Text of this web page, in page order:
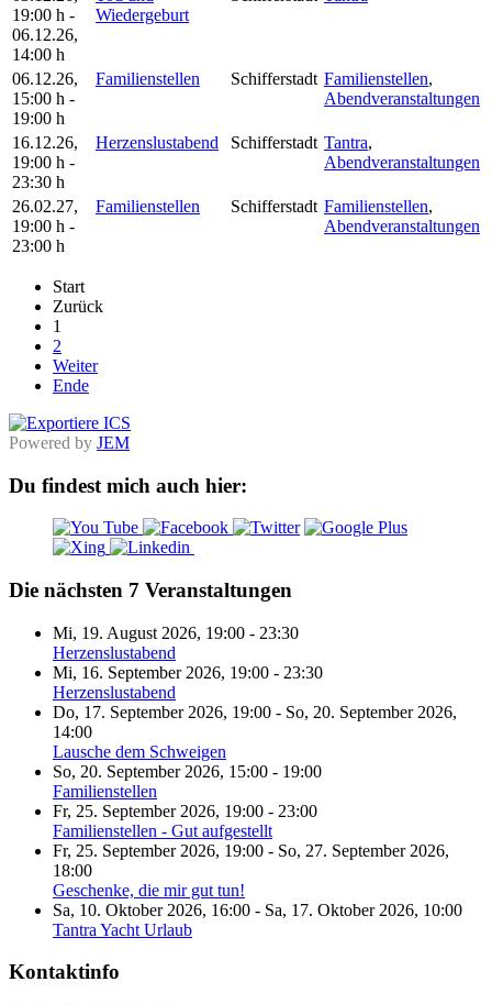
19:00 h -
06.12.26,
14:00 h
Wiedergeburt
06.12.26,
15:00 h -
19:00 h
Familienstellen Schifferstadt Familienstellen,
Abendveranstaltungen
16.12.26,
19:00 h -
23:30 h
Herzenslustabend Schifferstadt Tantra,
Abendveranstaltungen
26.02.27,
19:00 h -
23:00 h
Familienstellen Schifferstadt Familienstellen,
Abendveranstaltungen
Start
Zurück
1
2
Weiter
Ende
Powered by JEM
Du findest mich auch hier:
Die nächsten 7 Veranstaltungen
Mi, 19. August 2026, 19:00 - 23:30
Herzenslustabend
Mi, 16. September 2026, 19:00 - 23:30
Herzenslustabend
Do, 17. September 2026, 19:00 - So, 20. September 2026,
14:00
Lausche dem Schweigen
So, 20. September 2026, 15:00 - 19:00
Familienstellen
Fr, 25. September 2026, 19:00 - 23:00
Familienstellen - Gut aufgestellt
Fr, 25. September 2026, 19:00 - So, 27. September 2026,
18:00
Geschenke, die mir gut tun!
Sa, 10. Oktober 2026, 16:00 - Sa, 17. Oktober 2026, 10:00
Tantra Yacht Urlaub
Kontaktinfo